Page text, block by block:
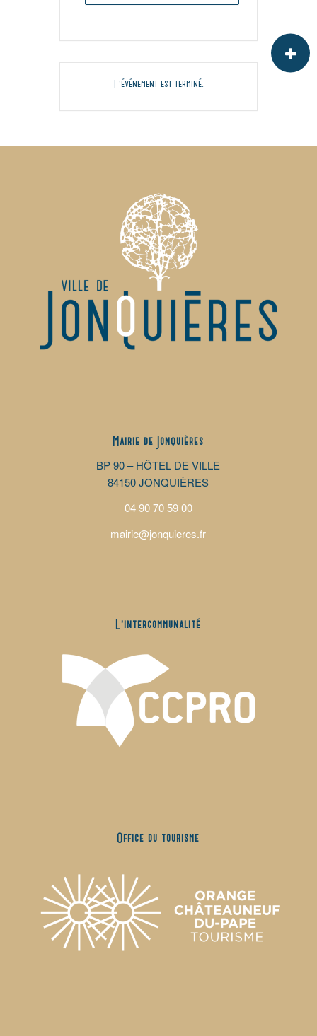
L'événement est terminé.
Mairie de Jonquières
BP 90 – HÔTEL DE VILLE
84150 JONQUIÈRES
04 90 70 59 00
mairie@jonquieres.fr
L’intercommunalité
Office du tourisme